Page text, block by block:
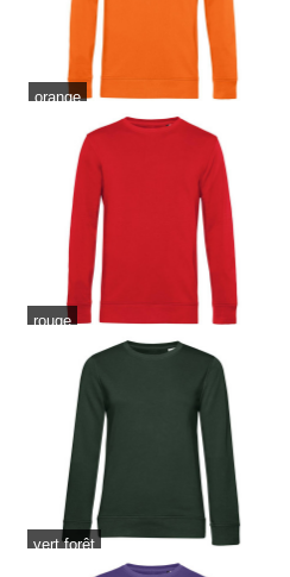
orange
rouge
vert forêt